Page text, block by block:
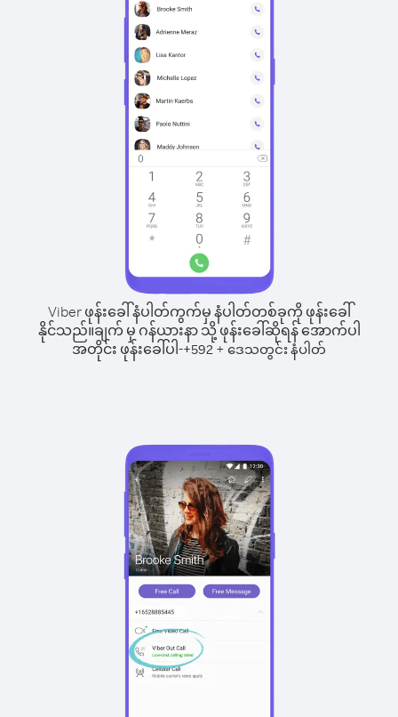
Viber ဖုန်းခေါ်နံပါတ်ကွက်မှ နံပါတ်တစ်ခုကို ဖုန်းခေါ်
နိုင်သည်။ချက် မှ ဂန်ယားနာ သို့ ဖုန်းခေါ်ဆိုရန် အောက်ပါ
အတိုင်း ဖုန်းခေါ်ပါ-+592+ဒေသတွင်း နံပါတ်